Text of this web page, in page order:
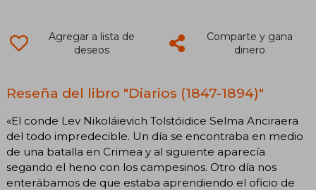
Agregar a lista de
deseos
Comparte y gana
dinero
Reseña del libro "Diarios (1847-1894)"
«El conde Lev Nikoláievich Tolstóidice Selma Anciraera
del todo impredecible. Un día se encontraba en medio
de una batalla en Crimea y al siguiente aparecía
segando el heno con los campesinos. Otro día nos
enterábamos de que estaba aprendiendo el oficio de